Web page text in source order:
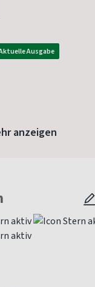
Ausgabe
anzeigen